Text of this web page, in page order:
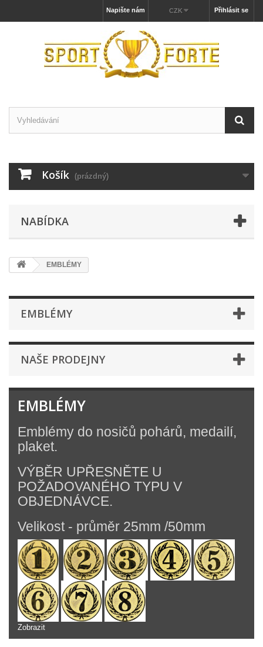
Přihlásit se
CZK
Napište nám
Košík (prázdný)
NABÍDKA
EMBLÉMY
EMBLÉMY
NAŠE PRODEJNY
EMBLÉMY
Emblémy do nosičů pohárů, medailí,
plaket.
VÝBĚR UPŘESNĚTE U
POŽADOVANÉHO TYPU V
OBJEDNÁVCE.
Velikost - průměr 25mm /50mm
Zobrazit